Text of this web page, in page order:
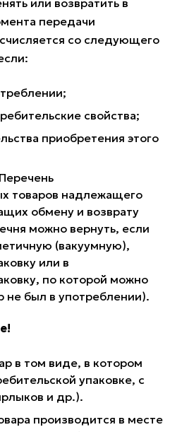
или возвратить в
передачи
со следующего
свойства;
приобретения этого
товаров надлежащего
обмену и возврату
можно вернуть, если
(вакуумную),
или в
по которой можно
не был в употреблении).
в том виде, в котором
упаковке, с
и др.).
производится в месте